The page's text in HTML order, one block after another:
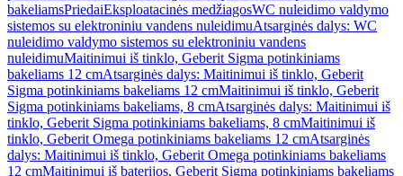
bakeliamsPriedaiEksploatacinės medžiagosWC nuleidimo valdymo
sistemos su elektroniniu vandens nuleidimuAtsarginės dalys: WC
nuleidimo valdymo sistemos su elektroniniu vandens
nuleidimuMaitinimui iš tinklo, Geberit Sigma potinkiniams
bakeliams 12 cmAtsarginės dalys: Maitinimui iš tinklo, Geberit
Sigma potinkiniams bakeliams 12 cmMaitinimui iš tinklo, Geberit
Sigma potinkiniams bakeliams, 8 cmAtsarginės dalys: Maitinimui iš
tinklo, Geberit Sigma potinkiniams bakeliams, 8 cmMaitinimui iš
tinklo, Geberit Omega potinkiniams bakeliams 12 cmAtsarginės
dalys: Maitinimui iš tinklo, Geberit Omega potinkiniams bakeliams
12 cmMaitinimui iš baterijos, Geberit Sigma potinkiniams bakeliams